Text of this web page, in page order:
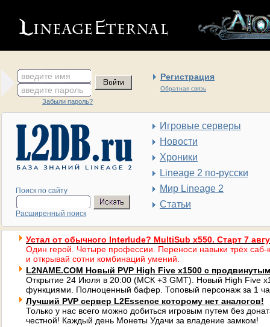
введите имя Регистрация
Обратная связь
введите пароль
Забыли пароль?
Поиск по сайту
Расширенный поиск
Игровые серверы
Новости
Хроники
Lineage 2 по-русски
Мир Lineage 2
Статьи
Устал от обычного Interlude? MultiSub x550. Старт 7
Один герой. Четыре профессии. Переноси навыки трёх саб-
и открывай сотни комбинаций умений.
L2NAME.COM Новый PVP High Five x1500 с
Открытие 24 Июля в 20:00 (МСК +3 GMT). Новый High Five
функциями. Полноценный бафер. Топовый персонаж за 1
Лучший PVP сервер L2Essence которому нет аналогов!
Только у нас всего можно добиться игровым путем без
честной! Каждый день Монеты Удачи за владение замком!